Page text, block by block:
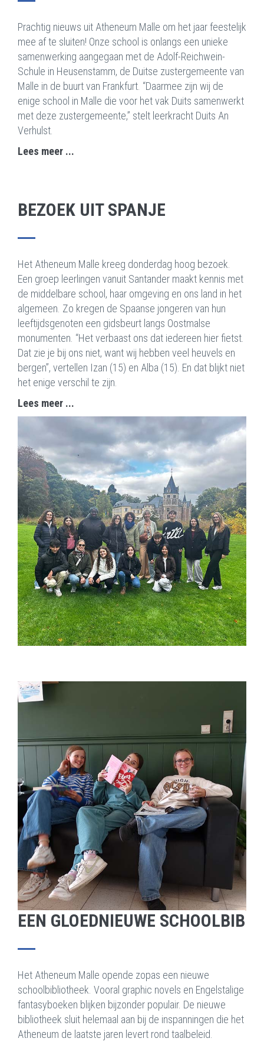
Prachtig nieuws uit Atheneum Malle om het jaar feestelijk
mee af te sluiten! Onze school is onlangs een unieke
samenwerking aangegaan met de Adolf-Reichwein-
Schule in Heusenstamm, de Duitse zustergemeente van
Malle in de buurt van Frankfurt. “Daarmee zijn wij de
enige school in Malle die voor het vak Duits samenwerkt
met deze zustergemeente,” stelt leerkracht Duits An
Verhulst.
Lees meer ...
BEZOEK UIT SPANJE
Het Atheneum Malle kreeg donderdag hoog bezoek.
Een groep leerlingen vanuit Santander maakt kennis met
de middelbare school, haar omgeving en ons land in het
algemeen. Zo kregen de Spaanse jongeren van hun
leeftijdsgenoten een gidsbeurt langs Oostmalse
monumenten. “Het verbaast ons dat iedereen hier fietst.
Dat zie je bij ons niet, want wij hebben veel heuvels en
bergen”, vertellen Izan (15) en Alba (15). En dat blijkt niet
het enige verschil te zijn.
Lees meer ...
EEN GLOEDNIEUWE SCHOOLBIB
Het Atheneum Malle opende zopas een nieuwe
schoolbibliotheek. Vooral graphic novels en Engelstalige
fantasyboeken blijken bijzonder populair. De nieuwe
bibliotheek sluit helemaal aan bij de inspanningen die het
Atheneum de laatste jaren levert rond taalbeleid.